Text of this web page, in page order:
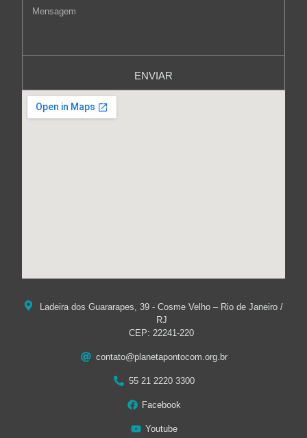
ENVIAR
Ladeira dos Guararapes, 39 - Cosme Velho – Rio de Janeiro /
RJ
CEP: 22241-220
contato@planetapontocom.org.br
55 21 2220 3300
Facebook
Youtube